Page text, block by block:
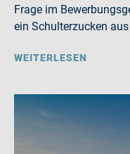
Frage im
ein Schulterzucken
WEITERLESEN